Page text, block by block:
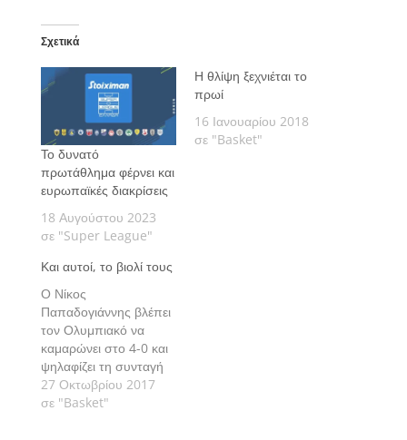
Σχετικά
Το δυνατό
πρωτάθλημα φέρνει και
ευρωπαϊκές διακρίσεις
18 Αυγούστου 2023
σε "Super League"
Η θλίψη ξεχνιέται το
πρωί
16 Ιανουαρίου 2018
σε "Basket"
Και αυτοί, το βιολί τους
Ο Νίκος
Παπαδογιάννης βλέπει
τον Ολυμπιακό να
καμαρώνει στο 4-0 και
ψηλαφίζει τη συνταγή
της επιτυχίας.
27 Οκτωβρίου 2017
σε "Basket"